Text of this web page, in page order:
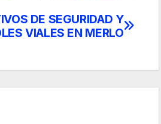
DE SEGURIDAD Y
VIALES EN MERLO